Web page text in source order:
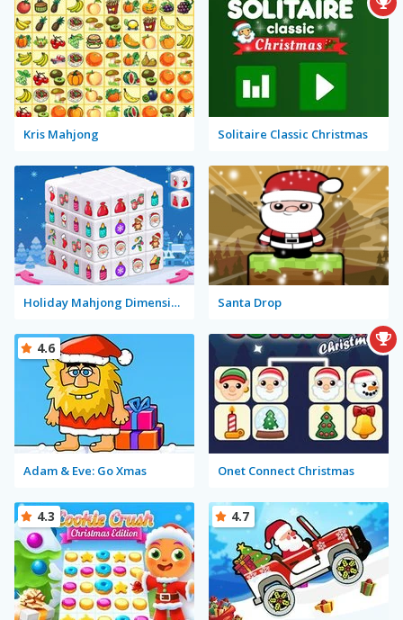
Kris Mahjong Solitaire Classic Christmas
Holiday Mahjong Dimensions Santa Drop
Adam & Eve: Go Xmas
4.6
Onet Connect Christmas
4.3 4.7